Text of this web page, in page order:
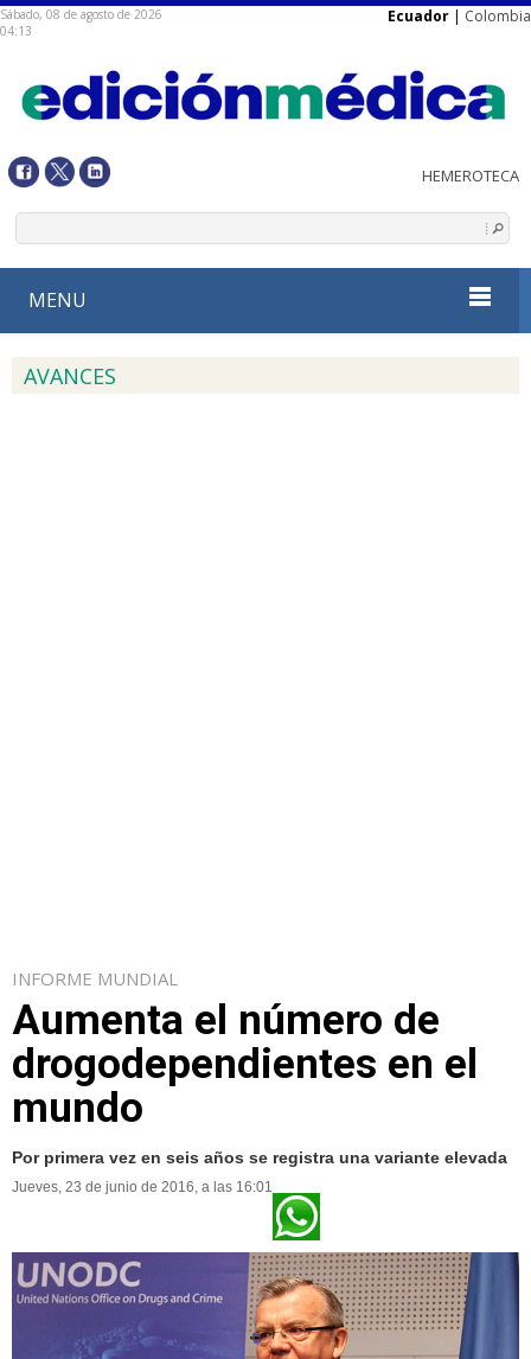
Sábado, 08 de agosto de 2026
04:13
Ecuador | Colombia
MENU
AVANCES
INFORME MUNDIAL
Aumenta el número de
drogodependientes en el
mundo
Por primera vez en seis años se registra una variante elevada
Jueves, 23 de junio de 2016, a las 16:01